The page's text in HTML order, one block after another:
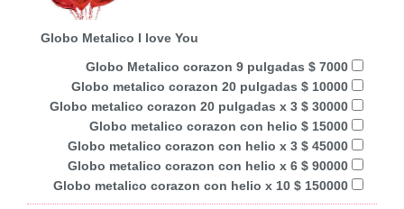
Globo Metalico I love You
Globo Metalico corazon 9 pulgadas $ 7000
Globo metalico corazon 20 pulgadas $ 10000
Globo metalico corazon 20 pulgadas x 3 $ 30000
Globo metalico corazon con helio $ 15000
Globo metalico corazon con helio x 3 $ 45000
Globo metalico corazon con helio x 6 $ 90000
Globo metalico corazon con helio x 10 $ 150000